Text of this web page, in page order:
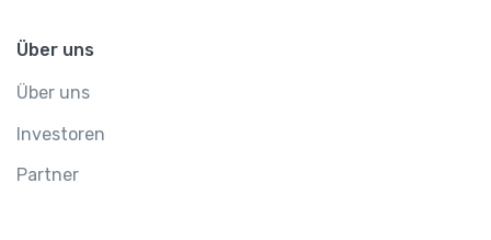
Über uns
Über uns
Investoren
Partner